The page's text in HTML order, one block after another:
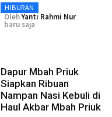
HIBURAN
OlehYanti Rahmi Nur
baru saja
Dapur Mbah Priuk
Siapkan Ribuan
Nampan Nasi Kebuli di
Haul Akbar Mbah Priuk